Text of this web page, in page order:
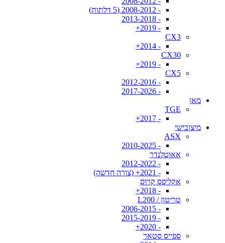
- 2008-2012 (5 דלתות)
- 2013-2018
- 2019+
CX3
- 2014+
CX30
- 2019+
CX5
- 2012-2016
- 2017-2026
מאן
TGE
- 2017+
מיצובישי
ASX
- 2010-2025
אאוטלנדר
- 2012-2022
- 2021+ (צורה חדשה)
אקליפס קרוס
- 2018+
טריטון / L200
- 2006-2015
- 2015-2019
- 2020+
ספייס סטאר